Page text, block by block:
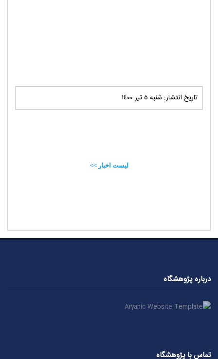
تاریخ انتشار: شنبه ٥ تير ١٤٠٠
لیست اخبار >>
درباره پژوهشگاه
تماس با پژوهشگاه